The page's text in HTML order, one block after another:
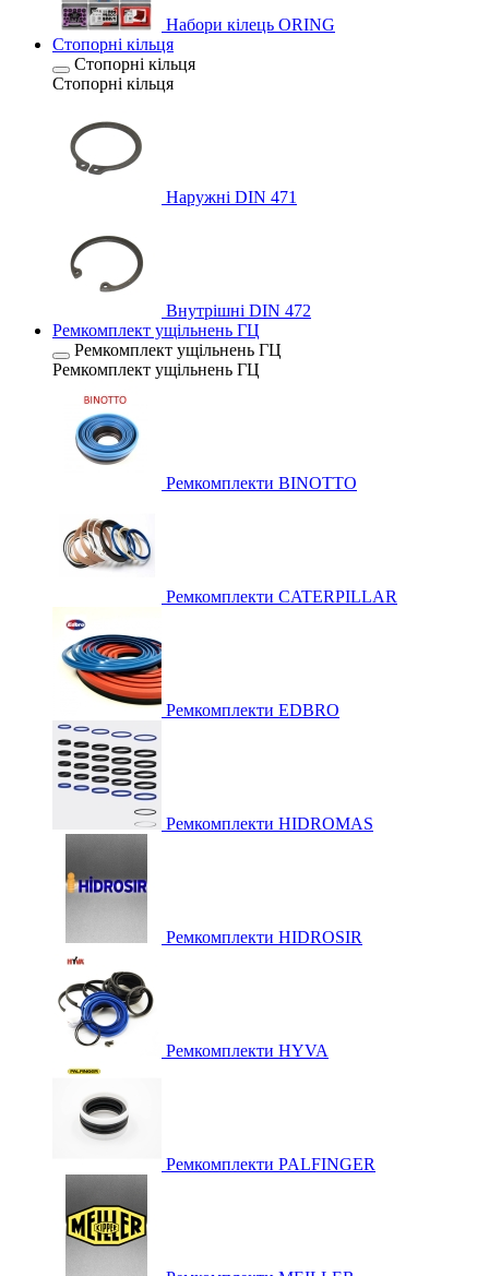
Набори кілець ORING
Стопорні кільця
Стопорні кільця
Стопорні кільця
Наружні DIN 471
Внутрішні DIN 472
Ремкомплект ущільнень ГЦ
Ремкомплект ущільнень ГЦ
Ремкомплект ущільнень ГЦ
Ремкомплекти BINOTTO
Ремкомплекти CATERPILLAR
Ремкомплекти EDBRO
Ремкомплекти HIDROMAS
Ремкомплекти HIDROSIR
Ремкомплекти HYVA
Ремкомплекти PALFINGER